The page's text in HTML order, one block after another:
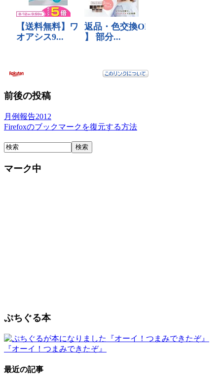
前後の投稿
月例報告2012
Firefoxのブックマークを復元する方法
マーク中
ぷちぐる本
『オーイ！つまみできたぞ』
最近の記事